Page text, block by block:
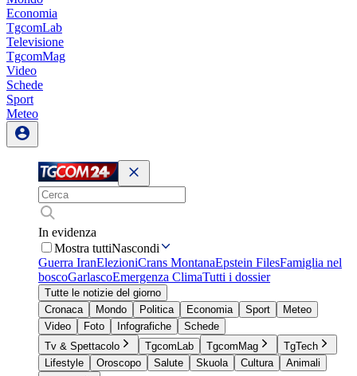
Economia
TgcomLab
Televisione
TgcomMag
Video
Schede
Sport
Meteo
In evidenza
Mostra tuttiNascondi
Guerra IranElezioniCrans MontanaEpstein FilesFamiglia nel
boscoGarlascoEmergenza ClimaTutti i dossier
Tutte le notizie del giorno
Cronaca
Mondo Politica Economia Sport
Meteo
Video
Foto Infografiche
Schede
Tv & Spettacolo
TgcomLab TgcomMag
TgTech
Lifestyle
Oroscopo Salute Skuola Cultura
Animali